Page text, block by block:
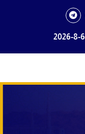
2026-8-6